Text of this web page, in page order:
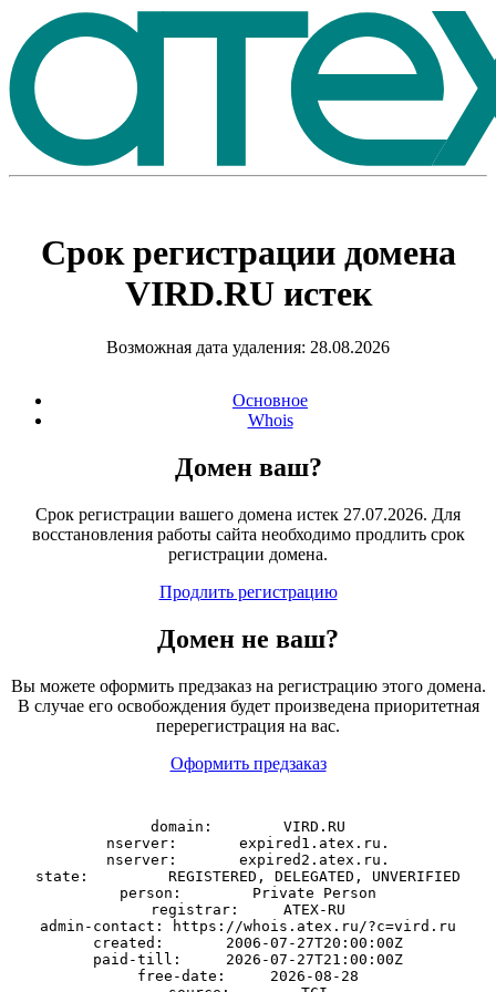
Срок регистрации домена
VIRD.RUистек
Возможная дата удаления: 28.08.2026
Основное
Whois
Домен ваш?
Срок регистрации вашего домена истек 27.07.2026. Для
восстановления работы сайта необходимо продлить срок
регистрации домена.
Продлить регистрацию
Домен не ваш?
Вы можете оформить предзаказ на регистрацию этого домена.
В случае его освобождения будет произведена приоритетная
перерегистрация на вас.
Оформить предзаказ
domain:        VIRD.RU
nserver:       expired1.atex.ru.
nserver:       expired2.atex.ru.
state:         REGISTERED, DELEGATED, UNVERIFIED
person:        Private Person
registrar:     ATEX-RU
admin-contact: https://whois.atex.ru/?c=vird.ru
created:       2006-07-27T20:00:00Z
paid-till:     2026-07-27T21:00:00Z
free-date:     2026-08-28